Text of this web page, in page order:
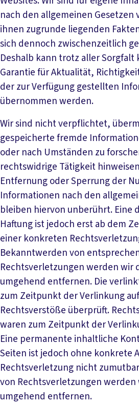
nach den allgemeinen
ihnen zugrunde liegenden
sich dennoch zwischenzeitlich
Deshalb kann trotz aller Sorgfalt
Garantie für Aktualität,
der zur Verfügung gestellten
übernommen werden.
Wir sind nicht verpflichtet,
gespeicherte fremde
oder nach Umständen zu
rechtswidrige Tätigkeit
Entfernung oder Sperrung der
Informationen nach den
bleiben hiervon unberührt. Eine
Haftung ist jedoch erst ab dem
einer konkreten
Bekanntwerden von
Rechtsverletzungen werden wir
umgehend entfernen. Die
zum Zeitpunkt der Verlinkung
Rechtsverstöße überprüft.
waren zum Zeitpunkt der
Eine permanente inhaltliche
Seiten ist jedoch ohne konkrete
Rechtsverletzung nicht
von Rechtsverletzungen
umgehend entfernen.